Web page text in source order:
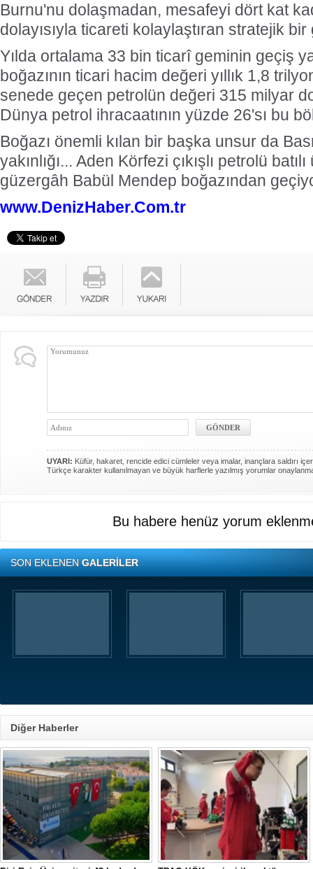
Burnu'nu dolaşmadan, mesafeyi dört kat
dolayısıyla ticareti kolaylaştıran stratejik bir
Yılda ortalama 33 bin ticarî geminin geçiş
boğazının ticari hacim değeri yıllık 1,8
senede geçen petrolün değeri 315 milyar
Dünya petrol ihracaatının yüzde 26'sı bu
Boğazı önemli kılan bir başka unsur da
yakınlığı... Aden Körfezi çıkışlı petrolü
güzergâh Babül Mendep boğazından
www.DenizHaber.Com.tr
UYARI: Küfür, hakaret, rencide edici cümleler veya imalar, inançlara saldırı
Türkçe karakter kullanılmayan ve büyük harflerle yazılmış yorumlar
Bu habere henüz yorum
SON EKLENENGALERİLER
Diğer Haberler